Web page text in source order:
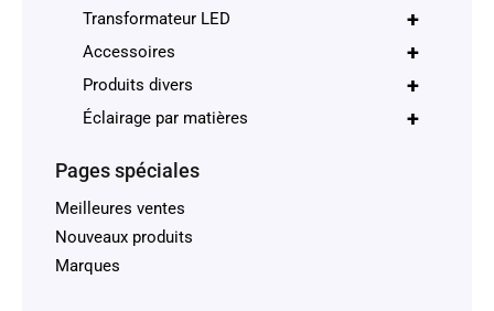
+
Transformateur LED
+
Accessoires
+
Produits divers
+
Éclairage par matières
Pages spéciales
Meilleures ventes
Nouveaux produits
Marques